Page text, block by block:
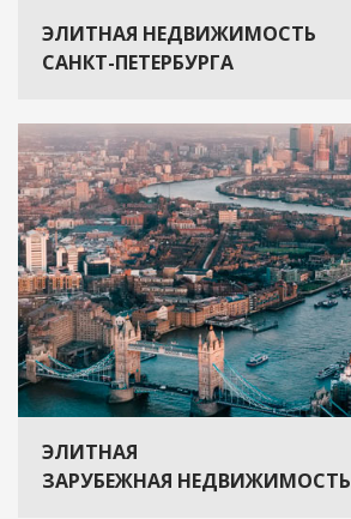
ЭЛИТНАЯ НЕДВИЖИМОСТЬ
САНКТ-ПЕТЕРБУРГА
ЭЛИТНАЯ
ЗАРУБЕЖНАЯ НЕДВИЖИМОСТЬ